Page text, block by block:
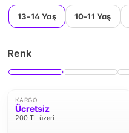
13-14 Yaş 10-11 Yaş
Renk
KARGO
Ücretsiz
200 TL üzeri